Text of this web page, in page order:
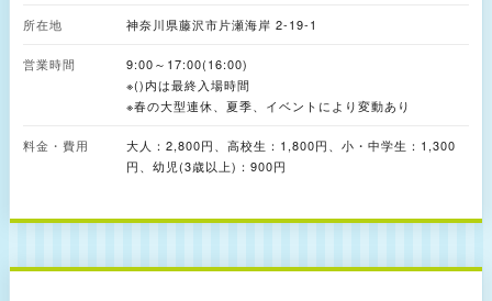
たちを展示。ウミガメやカピバラ、カワウソたちの様子も観察できます。
ケーションでイルカのパフォーマンスを実施。スタジアム地下1階にある
「タッチプール」では、相模湾や江の島の磯にすむ生き物に直接触れること
所在地 神奈川県藤沢市片瀬海岸 2-19-1
営業時間
9:00～17:00(16:00)
※()内は最終入場時間
※春の大型連休、夏季、イベントにより変動あり
料金・費用
大人：2,800円、高校生：1,800円、小・中学生：1,300
円、幼児(3歳以上)：900円